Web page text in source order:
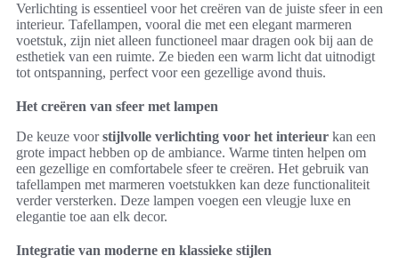
Verlichting is essentieel voor het creëren van de juiste sfeer in een
interieur. Tafellampen, vooral die met een elegant marmeren
voetstuk, zijn niet alleen functioneel maar dragen ook bij aan de
esthetiek van een ruimte. Ze bieden een warm licht dat uitnodigt
tot ontspanning, perfect voor een gezellige avond thuis.
Het creëren van sfeer met lampen
De keuze voorstijlvolle verlichting voor het interieur kan een
grote impact hebben op de ambiance. Warme tinten helpen om
een gezellige en comfortabele sfeer te creëren. Het gebruik van
tafellampen met marmeren voetstukken kan deze functionaliteit
verder versterken. Deze lampen voegen een vleugje luxe en
elegantie toe aan elk decor.
Integratie van moderne en klassieke stijlen